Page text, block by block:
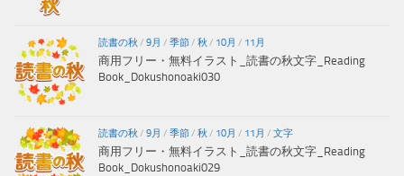
読書の秋 / 9月 / 季節/ 秋 / 10月 / 11月
商用フリー・無料イラスト_読書の秋文字_Reading
Book_Dokushonoaki030
読書の秋 / 9月 / 季節/ 秋 / 10月 / 11月 / 文字
商用フリー・無料イラスト_読書の秋文字_Reading
Book_Dokushonoaki029